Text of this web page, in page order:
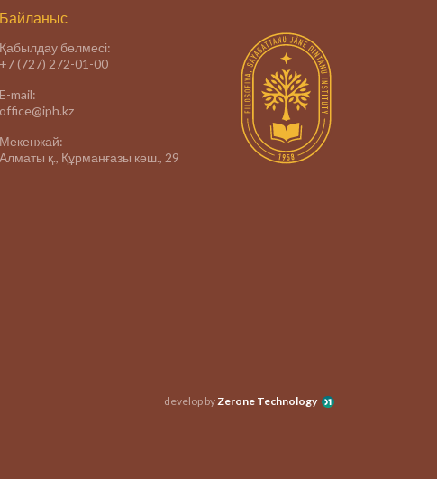
Байланыс
Қабылдау бөлмесі:
+7 (727) 272-01-00
E-mail:
office@iph.kz
Мекенжай:
Алматы қ., Құрманғазы көш., 29
develop byZerone Technology